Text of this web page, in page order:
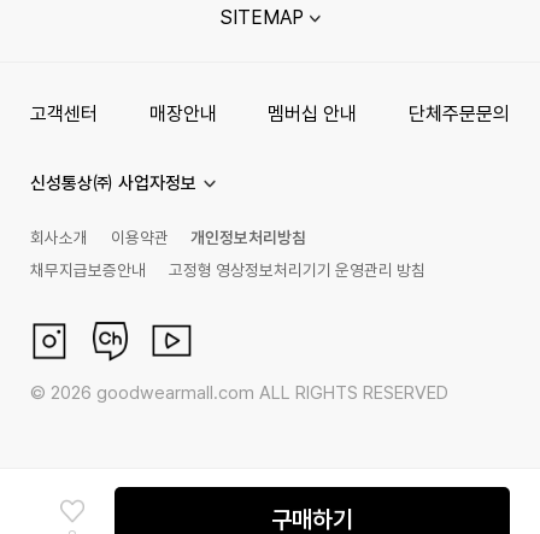
구매하기
SITEMAP
고객센터 매장안내 멤버십 안내 단체주문문의
신성통상㈜ 사업자정보
회사소개 이용약관
개인정보처리방침
채무지급보증안내
고정형 영상정보처리기기 운영관리 방침
© 2026 goodwearmall.com ALL RIGHTS RESERVED